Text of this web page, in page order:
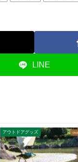
LINE
アウトドアグッズ